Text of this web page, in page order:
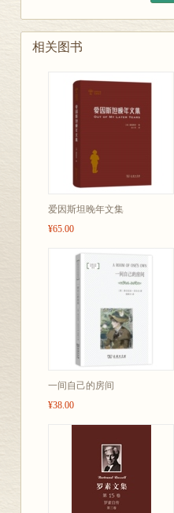
相关图书
爱因斯坦晚年文集
¥65.00
一间自己的房间
¥38.00